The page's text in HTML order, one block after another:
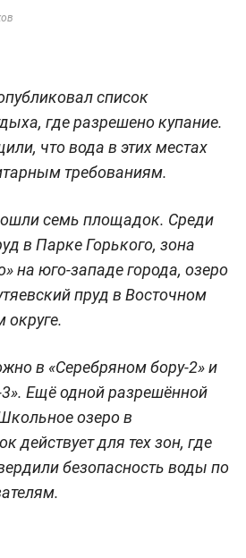
список
где разрешено купание.
что вода в этих местах
требованиям.
семь площадок. Среди
в Парке Горького, зона
на юго-западе города, озеро
пруд в Восточном
округе.
в «Серебряном бору-2» и
Ещё одной разрешённой
озеро в
действует для тех зон, где
безопасность воды по